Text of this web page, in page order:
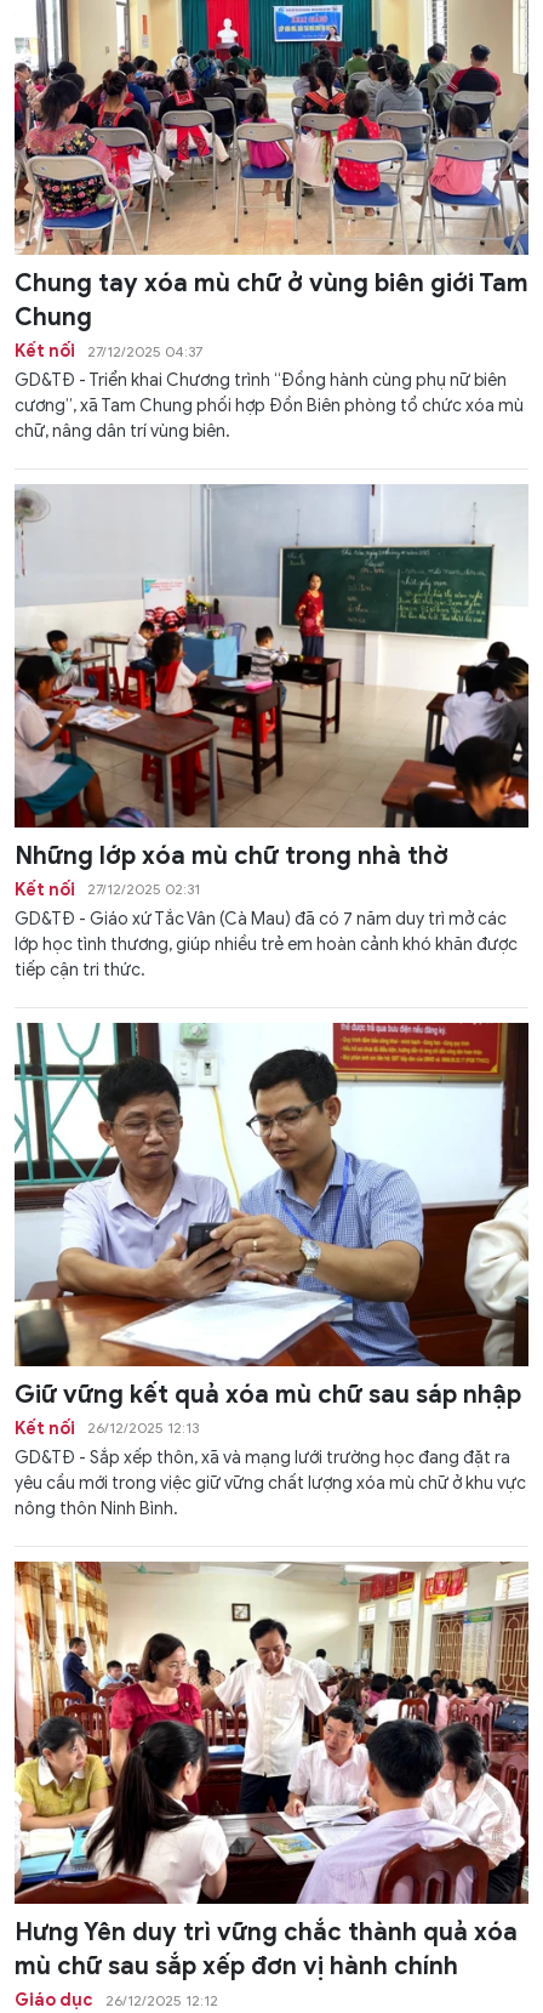
Chung tay xóa mù chữ ở vùng biên giới Tam
Chung
Kết nối 27/12/2025 04:37
GD&TĐ - Triển khai Chương trình “Đồng hành cùng phụ nữ biên
cương”, xã Tam Chung phối hợp Đồn Biên phòng tổ chức xóa mù
chữ, nâng dân trí vùng biên.
Những lớp xóa mù chữ trong nhà thờ
Kết nối 27/12/2025 02:31
GD&TĐ - Giáo xứ Tắc Vân (Cà Mau) đã có 7 năm duy trì mở các
lớp học tình thương, giúp nhiều trẻ em hoàn cảnh khó khăn được
tiếp cận tri thức.
Giữ vững kết quả xóa mù chữ sau sáp nhập
Kết nối 26/12/2025 12:13
GD&TĐ - Sắp xếp thôn, xã và mạng lưới trường học đang đặt ra
yêu cầu mới trong việc giữ vững chất lượng xóa mù chữ ở khu vực
nông thôn Ninh Bình.
Hưng Yên duy trì vững chắc thành quả xóa
mù chữ sau sắp xếp đơn vị hành chính
Giáo dục 26/12/2025 12:12